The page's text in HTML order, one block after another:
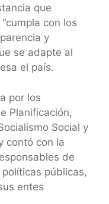
que
con los
y
se adapte al
el país.
por los
Planificación,
Social y
contó con la
de
públicas,
entes